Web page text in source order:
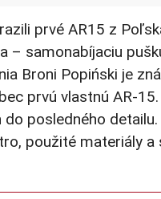
prvé AR15 z
– samonabíjaciu
Broni Popiński je
prvú vlastnú AR-
do posledného
použité materiály